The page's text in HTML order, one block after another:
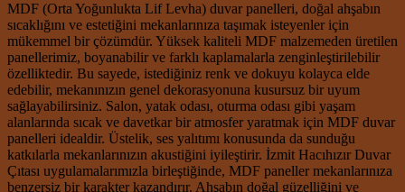
MDF (Orta Yoğunlukta Lif Levha) duvar panelleri, doğal ahşabın
sıcaklığını ve estetiğini mekanlarınıza taşımak isteyenler için
mükemmel bir çözümdür. Yüksek kaliteli MDF malzemeden üretilen
panellerimiz, boyanabilir ve farklı kaplamalarla zenginleştirilebilir
özelliktedir. Bu sayede, istediğiniz renk ve dokuyu kolayca elde
edebilir, mekanınızın genel dekorasyonuna kusursuz bir uyum
sağlayabilirsiniz. Salon, yatak odası, oturma odası gibi yaşam
alanlarında sıcak ve davetkar bir atmosfer yaratmak için MDF duvar
panelleri idealdir. Üstelik, ses yalıtımı konusunda da sunduğu
katkılarla mekanlarınızın akustiğini iyileştirir. İzmit Hacıhızır Duvar
Çıtası uygulamalarımızla birleştiğinde, MDF paneller mekanlarınıza
benzersiz bir karakter kazandırır. Ahşabın doğal güzelliğini ve